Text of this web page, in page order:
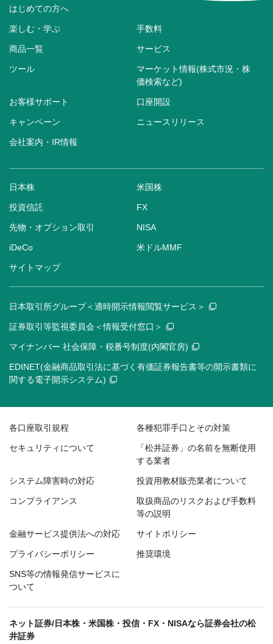
はじめての方へ
楽しむ・学ぶ 手数料
商品一覧 サービス
ツール
マーケット情報(株式市況・株
価検索など)
お客様サポート 口座開設
キャンペーン ニュースリリース
会社案内・IR情報
日本株 米国株
投資信託 FX
先物・オプション取引 NISA
iDeCo 米ドルMMF
サイトマップ
日本取引所グループ＜適時開示情報閲覧サービス＞
証券取引等監視委員会＜情報受付窓口＞
マイナンバー 社会保障・税番号制度(内閣官房)
EDINET(金融商品取引法に基づく有価証券報告書等の開示書類に
関する電子開示システム)
各口座取引規程 各種犯罪手口とその対策
セキュリティについて
「松井証券」の名前を無断使用
する業者
システム障害時の対応 投資用教材販売業者について
コンプライアンス
取扱商品のリスクおよび手数料
等の説明
金融サービス提供法への対応 サイトポリシー
プライバシーポリシー 推奨環境
SNS等の情報発信サービスに
ついて
ネット証券/日本株・米国株・投信・FX・NISAなら証券会社の松
井証券